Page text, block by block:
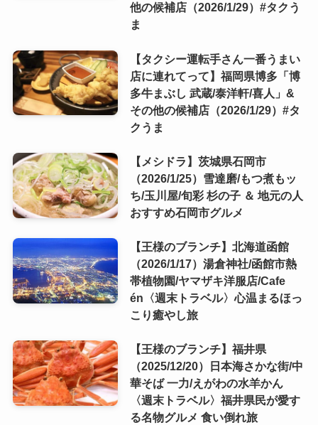
他の候補店（2026/1/29）#タクう
ま
【タクシー運転手さん一番うまい
店に連れてって】福岡県博多「博
多牛まぶし 武蔵/泰洋軒/喜人」&
その他の候補店（2026/1/29）#タ
クうま
【メシドラ】茨城県石岡市
（2026/1/25）雪達磨/もつ煮もッ
ち/玉川屋/旬彩 杉の子 ＆ 地元の人
おすすめ石岡市グルメ
【王様のブランチ】北海道函館
（2026/1/17）湯倉神社/函館市熱
帯植物園/ヤマザキ洋服店/Cafe
én〈週末トラベル〉心温まるほっ
こり癒やし旅
【王様のブランチ】福井県
（2025/12/20）日本海さかな街/中
華そば 一力/えがわの水羊かん
〈週末トラベル〉福井県民が愛す
る名物グルメ 食い倒れ旅